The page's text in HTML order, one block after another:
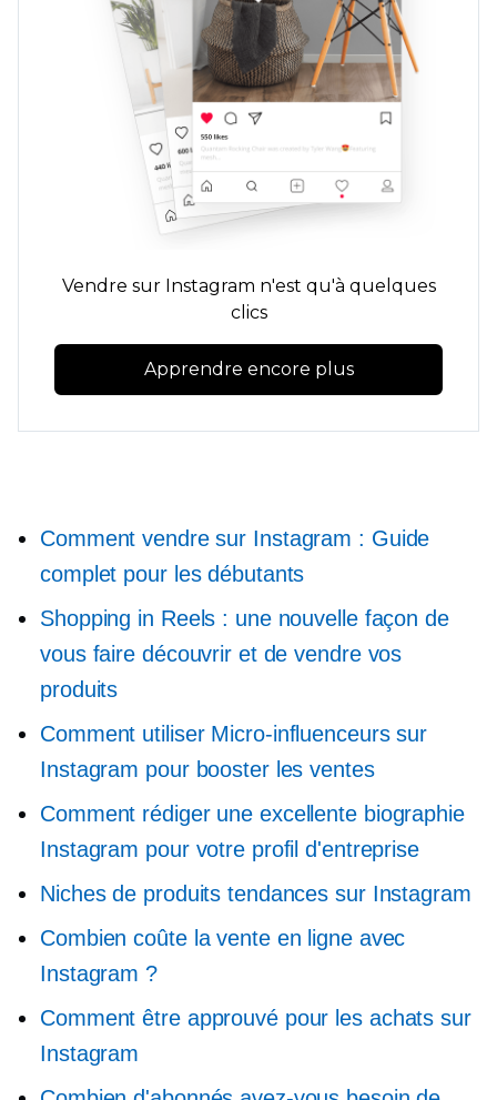
Vendre sur Instagram n'est qu'à quelques
clics
Apprendre encore plus
Comment vendre sur Instagram : Guide
complet pour les débutants
Shopping in Reels : une nouvelle façon de
vous faire découvrir et de vendre vos
produits
Comment utiliser Micro-influenceurssur
Instagram pour booster les ventes
Comment rédiger une excellente biographie
Instagram pour votre profil d'entreprise
Niches de produits tendances sur Instagram
Combien coûte la vente en ligne avec
Instagram ?
Comment être approuvé pour les achats sur
Instagram